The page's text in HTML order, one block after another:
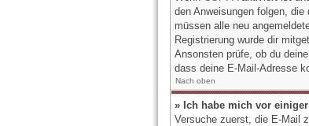
den Anweisungen folgen,
müssen alle neu
Registrierung wurde dir
Ansonsten prüfe, ob du
dass deine E-Mail-Adresse
Nach oben
» Ich habe mich vor
Versuche zuerst, die E-Mail